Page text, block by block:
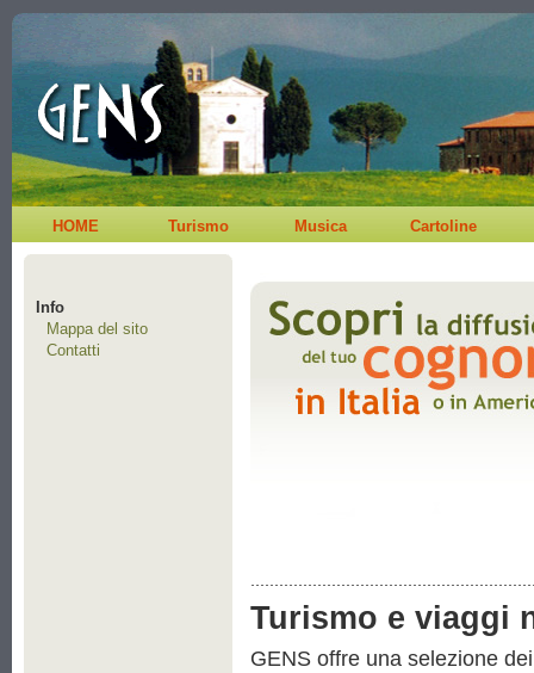
HOME Turismo Musica Cartoline
Info
Mappa del sito
Contatti
Turismo e viaggi
GENS offre una selezione